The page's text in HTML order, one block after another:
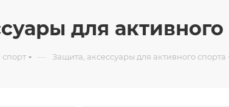
для активного
— Защита, аксессуары для активного спорта